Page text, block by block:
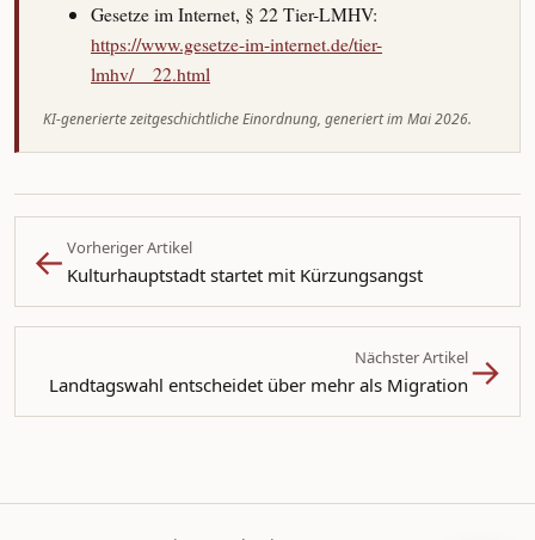
Gesetze im Internet, § 22 Tier-LMHV:
https://www.gesetze-im-internet.de/tier-
lmhv/__22.html
KI-generierte zeitgeschichtliche Einordnung, generiert im Mai 2026.
← Vorheriger Artikel
Kulturhauptstadt startet mit Kürzungsangst
Nächster Artikel
Landtagswahl entscheidet über mehr als Migration →